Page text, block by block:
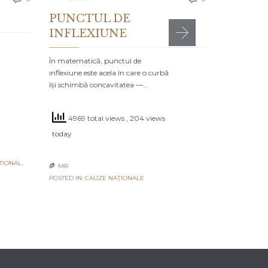
,
PUNCTUL DE
INFLEXIUNE
În matematică, punctul de
inflexiune este acela în care o curbă
își schimbă concavitatea —…
4969 total views , 204 views
today
 MR
POSTED IN: CAUZE NAŢIONALE